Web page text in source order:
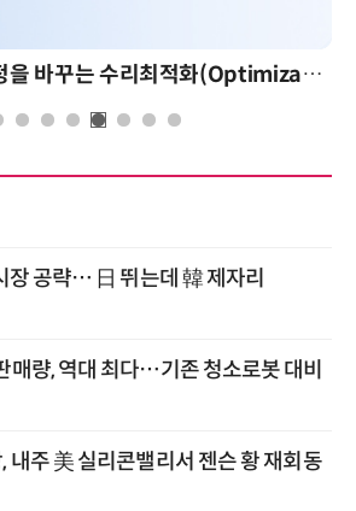
AI 시대의 의사결정을 바꾸는 수리최적화(Optimization): 실제 산업 적용 사례와 활용 전략
장 공략… 日 뛰는데 韓 제자리
매량, 역대 최다…기존 청소로봇 대비
내주 美 실리콘밸리서 젠슨 황 재회동